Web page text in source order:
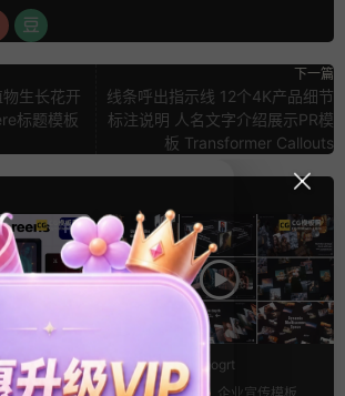
生长花开
标题模板
下一篇
线条呼出指示线 12个4K产品细节
标注说明 人名文字介绍展示PR模
板 Transformer Callouts
PR基本图形mogrt